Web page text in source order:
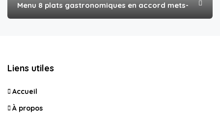
Menu 8 plats gastronomiques en accord mets-vins
Liens utiles
Accueil
À propos